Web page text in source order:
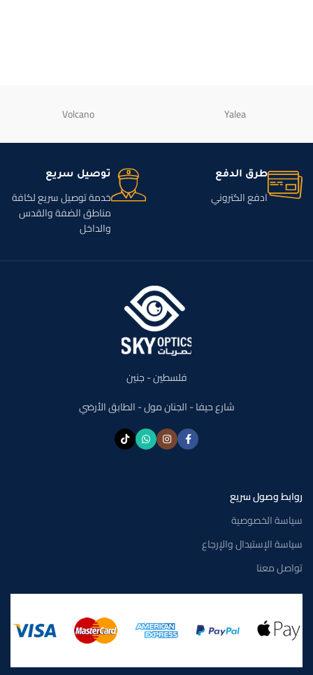
Yalea
Volcano
طرق الدفع
ادفع الكتروني
توصيل سريع
خدمة توصيل سريع لكافة
مناطق الضفة والقدس
والداخل
فلسطين - جنين
شارع حيفا - الجنان مول - الطابق الأرضي
روابط وصول سريع
سياسة الخصوصية
سياسة الإستبدال والإرجاع
تواصل معنا